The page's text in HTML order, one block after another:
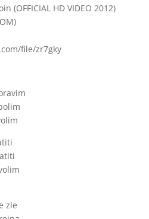
(OFFICIAL HD VIDEO 2012)
file/zr7gky
zle